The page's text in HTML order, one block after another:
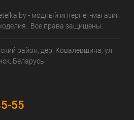
- модный интернет-магазин
Все права защищены.
район, дер. Ковалевщина, ул.
Беларусь
55